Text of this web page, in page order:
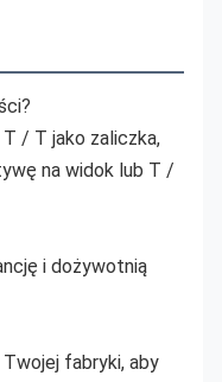
T / T jako zaliczka,
na widok lub T /
i dożywotnią
fabryki, aby